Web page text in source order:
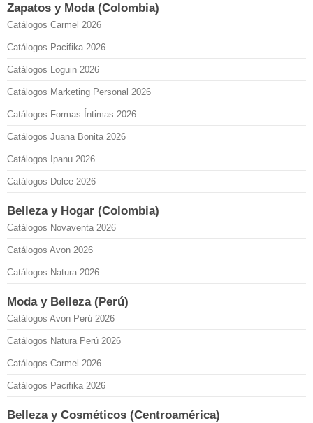
Zapatos y Moda (Colombia)
Catálogos Carmel 2026
Catálogos Pacifika 2026
Catálogos Loguin 2026
Catálogos Marketing Personal 2026
Catálogos Formas Íntimas 2026
Catálogos Juana Bonita 2026
Catálogos Ipanu 2026
Catálogos Dolce 2026
Belleza y Hogar (Colombia)
Catálogos Novaventa 2026
Catálogos Avon 2026
Catálogos Natura 2026
Moda y Belleza (Perú)
Catálogos Avon Perú 2026
Catálogos Natura Perú 2026
Catálogos Carmel 2026
Catálogos Pacifika 2026
Belleza y Cosméticos (Centroamérica)